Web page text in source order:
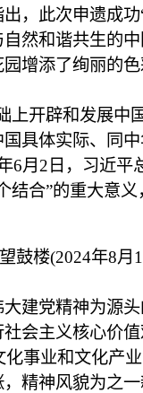
，此次申遗成功
然和谐共生的
增添了绚丽的色
开辟和发展中
具体实际、同
6月2日，习近平
结合”的重大意义
鼓楼(2024年8月
建党精神为源头
会主义核心价
化事业和文化产
精神风貌为之